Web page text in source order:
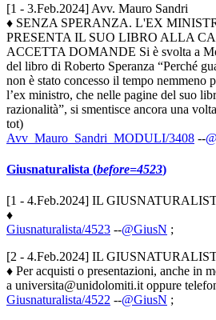
[1 - 3.Feb.2024] Avv. Mauro Sandri
♦ SENZA SPERANZA. L'EX
PRESENTA IL SUO LIBRO ALLA
ACCETTA DOMANDE Si è svolta a
del libro di Roberto Speranza “Perché
non è stato concesso il tempo nemmeno
l’ex ministro, che nelle pagine del suo
razionalità”, si smentisce ancora una
tot)
Avv_Mauro_Sandri_MODULI/3408 --
Giusnaturalista (before=4523)
[1 - 4.Feb.2024] IL
♦
Giusnaturalista/4523 --@GiusN ;
[2 - 4.Feb.2024] IL
♦ Per acquisti o presentazioni, anche in
a universita@unidolomiti.it oppure
Giusnaturalista/4522 --@GiusN ;